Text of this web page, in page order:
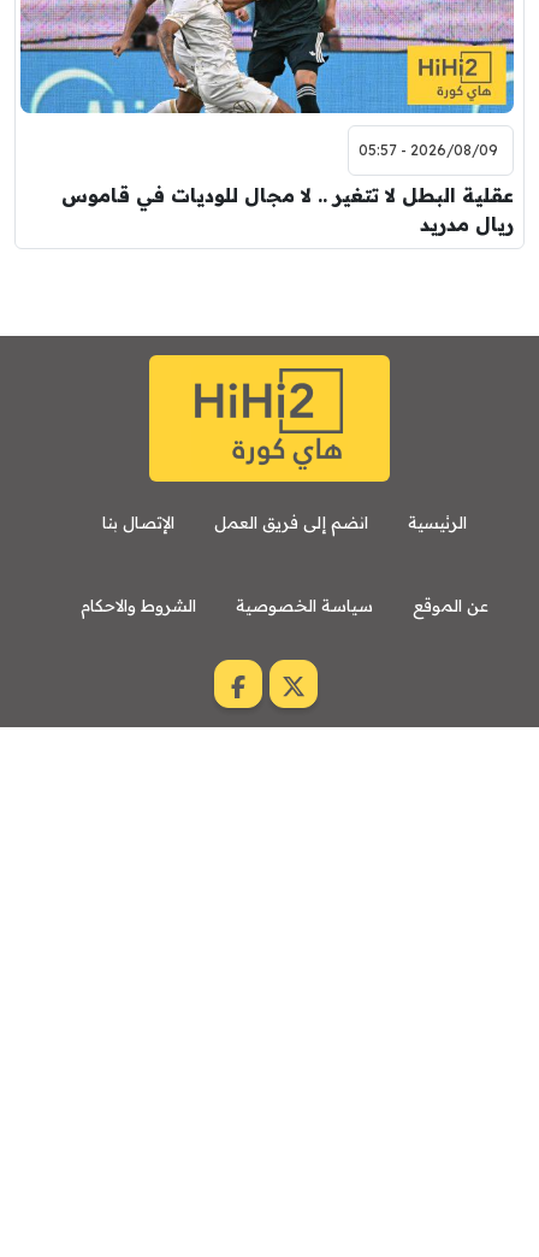
2026/08/09 - 05:57
عقلية البطل لا تتغير .. لا مجال للوديات في قاموس
ريال مدريد
الرئيسية انضم إلى فريق العمل الإتصال بنا
عن الموقع سياسة الخصوصية الشروط والاحكام